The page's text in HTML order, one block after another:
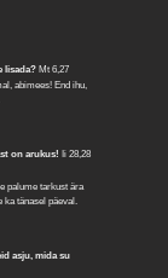
lisada? Mt 6,27
abimees! End ihu,
on arukus! Ii 28,28
palume tarkust ära
ka tänasel päeval.
asju, mida su